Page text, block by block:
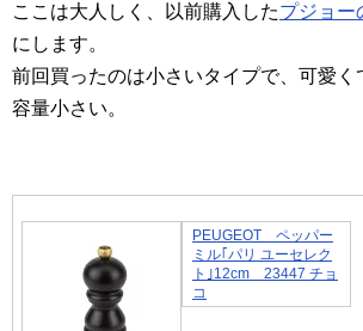
ここは大人しく、以前購入したプジョー
にします。
前回買ったのは小さいタイプで、可愛く
容量小さい。
PEUGEOT ペッパー
ミル｢パリ ユーセレク
ト｣12cm 23447 チョ
コ